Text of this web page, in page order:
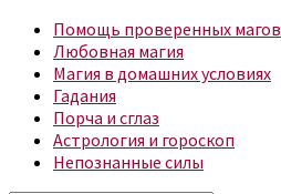
Помощь проверенных магов
Любовная магия
Магия в домашних условиях
Гадания
Порча и сглаз
Астрология и гороскоп
Непознанные силы